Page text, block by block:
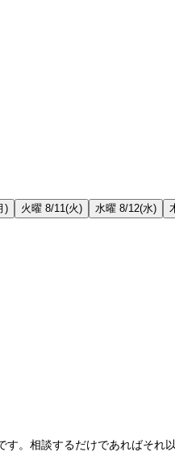
) 火曜 8/11(火) 水曜 8/12(水)
。相談するだけであればそれ